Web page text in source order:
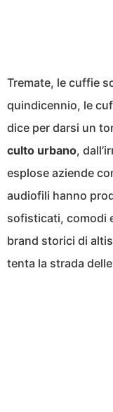
Tremate, le cuffie
quindicennio, le
dice per darsi un
culto urbano,
esplose aziende
audiofili hanno
sofisticati, comodi
brand storici di
tenta la strada